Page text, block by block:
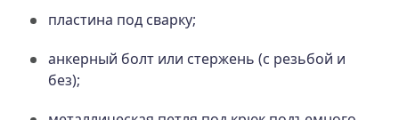
пластина под сварку;
анкерный болт или стержень (с резьбой и
без);